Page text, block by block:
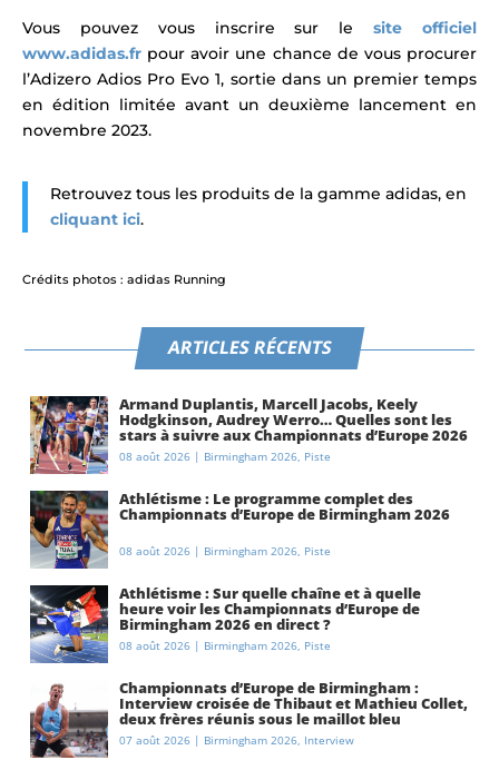
Vous pouvez vous inscrire sur lesite officiel
www.adidas.fr pour avoir une chance de vous procurer
l’Adizero Adios Pro Evo 1, sortie dans un premier temps
en édition limitée avant un deuxième lancement en
novembre 2023.
Retrouvez tous les produits de la gamme adidas, en
cliquant ici.
Crédits photos : adidas Running
ARTICLES RÉCENTS
Armand Duplantis, Marcell Jacobs, Keely
Hodgkinson, Audrey Werro… Quelles sont les
stars à suivre aux Championnats d’Europe 2026
à Birmingham ?
08 août 2026 | Birmingham 2026 Piste
Athlétisme : Le programme complet des
Championnats d’Europe de Birmingham 2026
08 août 2026 | Birmingham 2026 Piste
Athlétisme : Sur quelle chaîne et à quelle
heure voir les Championnats d’Europe de
Birmingham 2026 en direct ?
08 août 2026 | Birmingham 2026 Piste
Championnats d’Europe de Birmingham :
Interview croisée de Thibaut et Mathieu Collet,
deux frères réunis sous le maillot bleu
07 août 2026 | Birmingham 2026 Interview